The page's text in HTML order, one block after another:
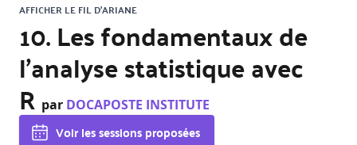
AFFICHER LE FIL D'ARIANE
10. Les fondamentaux de
l'analyse statistique avec
R par DOCAPOSTE INSTITUTE
Voir les sessions proposées